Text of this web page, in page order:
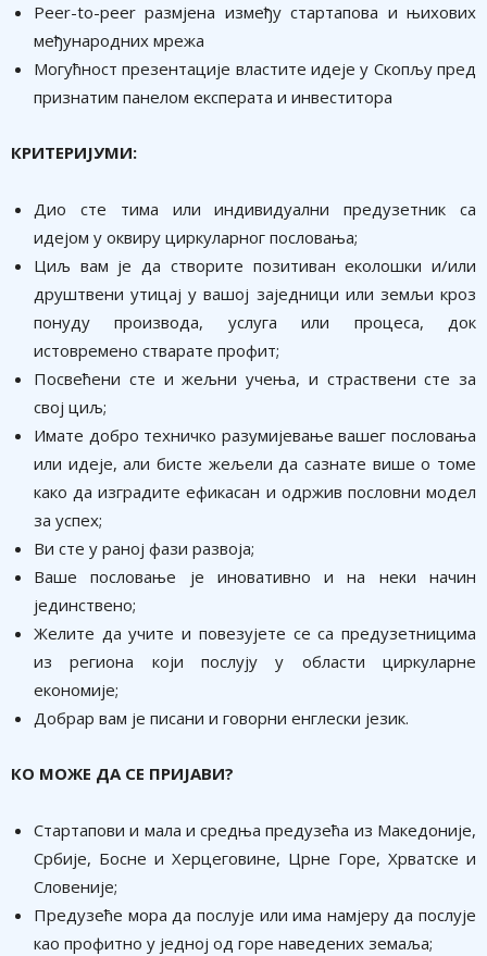
Peer-to-peer размјена између стартапова и њихових
међународних мрежа
Могућност презентације властите идеје у Скопљу пред
признатим панелом експерата и инвеститора
КРИТЕРИЈУМИ:
Дио сте тима или индивидуални предузетник са
идејом у оквиру циркуларног пословања;
Циљ вам је да створите позитиван еколошки и/или
друштвени утицај у вашој заједници или земљи кроз
понуду производа, услуга или процеса, док
истовремено стварате профит;
Посвећени сте и жељни учења, и страствени сте за
свој циљ;
Имате добро техничко разумијевање вашег пословања
или идеје, али бисте жељели да сазнате више о томе
како да изградите ефикасан и одржив пословни модел
за успех;
Ви сте у раној фази развоја;
Ваше пословање је иновативно и на неки начин
јединствено;
Желите да учите и повезујете се са предузетницима
из региона који послују у области циркуларне
економије;
Добрар вам је писани и говорни енглески језик.
КО МОЖЕ ДА СЕ ПРИЈАВИ?
Стартапови и мала и средња предузећа из Македоније,
Србије, Босне и Херцеговине, Црне Горе, Хрватске и
Словеније;
Предузеће мора да послује или има намјеру да послује
као профитно у једној од горе наведених земаља;